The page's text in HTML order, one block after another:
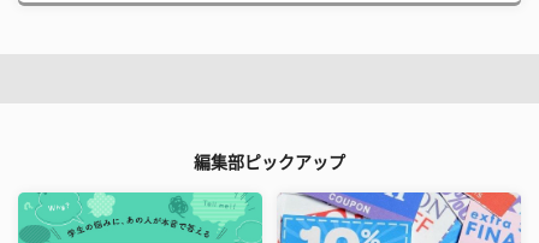
編集部ピックアップ